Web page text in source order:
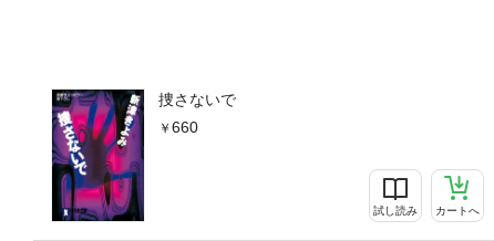
捜さないで
660
試し読み カートへ